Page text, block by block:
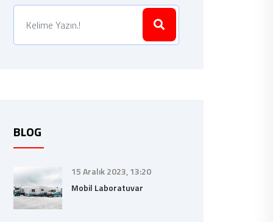
BLOG
15 Aralık 2023, 13:20
Mobil Laboratuvar